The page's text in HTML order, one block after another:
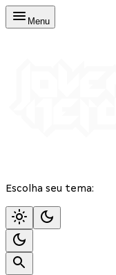
Menu
Escolha seu tema: